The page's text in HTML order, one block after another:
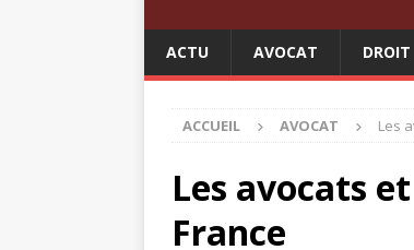
ACTU AVOCAT DROIT
ACCUEIL AVOCAT Les
Les avocats
France